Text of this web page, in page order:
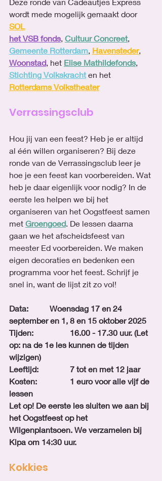
wordt mede mogelijk gemaakt door
SOL
het VSB fonds, Cultuur Concreet,
Gemeente Rotterdam, Havensteder,
Woonstad, het Elise Mathildefonds,
Stichting Volkskracht en het
Rotterdams Volkstheater
Verrassingsclub
Hou jij van een feest? Heb je er altijd
al één willen organiseren? Bij deze
ronde van de Verrassingsclub leer je
hoe je een feest kan voorbereiden. Wat
heb je daar eigenlijk voor nodig? In de
eerste les helpen we bij het
organiseren van het Oogstfeest samen
met Groengoed. De lessen daarna
gaan we het afscheidsfeest van
meester Ed voorbereiden. We maken
eigen decoraties en bedenken een
programma voor het feest. Schrijf je
snel in, want de lijst zit zo vol!
Data:		Woensdag 17 en 24
september en 1, 8 en 15 oktober 2025
Tijden:		16.00 - 17.30 uur. (Let
op: na de 1e les kunnen de tijden
wijzigen)
Leeftijd: 		7 tot en met 12 jaar
Kosten: 		1 euro voor alle vijf de
lessen
Let op! De eerste les sluiten we aan bij
het Oogstfeest op het
Wilgenplantsoen. We verzamelen bij
Kipa om 14:30 uur.
Kokkies